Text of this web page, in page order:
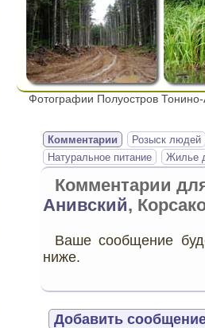
Фотографии Полуостров
Комментарии
Розыск людей
Натуральное питание
Жилье
Комментарии
Анивский,
Ваше сообщение
ниже.
Добавить